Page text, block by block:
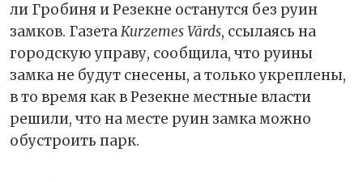
ли Гробиня и Резекне останутся без руин
замков. ГазетаKurzemes Vārds, ссылаясь на
городскую управу, сообщила, что руины
замка не будут снесены, а только укреплены,
в то время как в Резекне местные власти
решили, что на месте руин замка можно
обустроить парк.